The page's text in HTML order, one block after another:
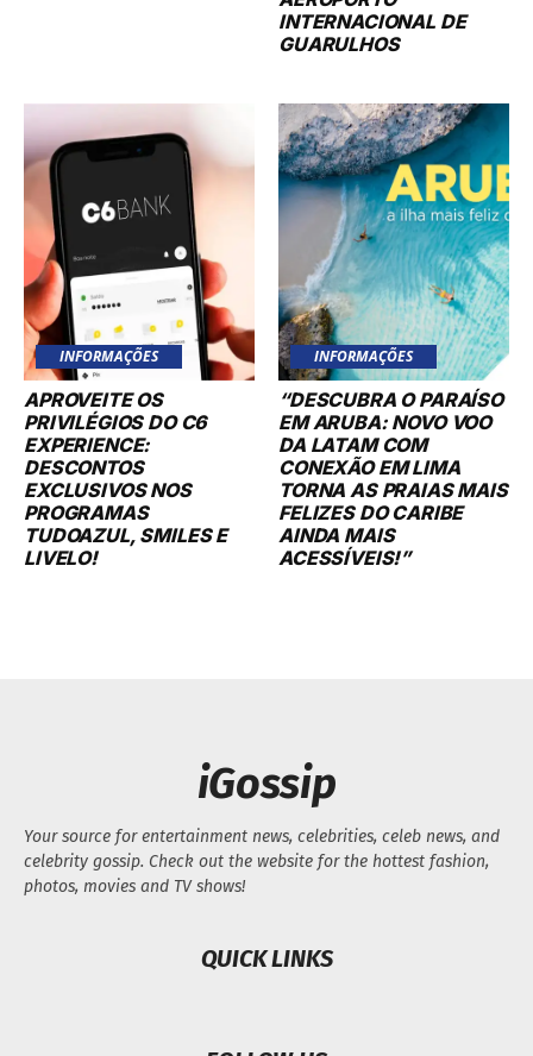
INTERNACIONAL DE
GUARULHOS
INFORMAÇÕES
APROVEITE OS
PRIVILÉGIOS DO C6
EXPERIENCE:
DESCONTOS
EXCLUSIVOS NOS
PROGRAMAS
TUDOAZUL, SMILES E
LIVELO!
INFORMAÇÕES
“DESCUBRA O PARAÍSO
EM ARUBA: NOVO VOO
DA LATAM COM
CONEXÃO EM LIMA
TORNA AS PRAIAS MAIS
FELIZES DO CARIBE
AINDA MAIS
ACESSÍVEIS!”
iGossip
Your source for entertainment news, celebrities, celeb news, and
celebrity gossip. Check out the website for the hottest fashion,
photos, movies and TV shows!
QUICK LINKS